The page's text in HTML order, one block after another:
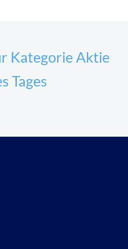
Kategorie Aktie
Tages